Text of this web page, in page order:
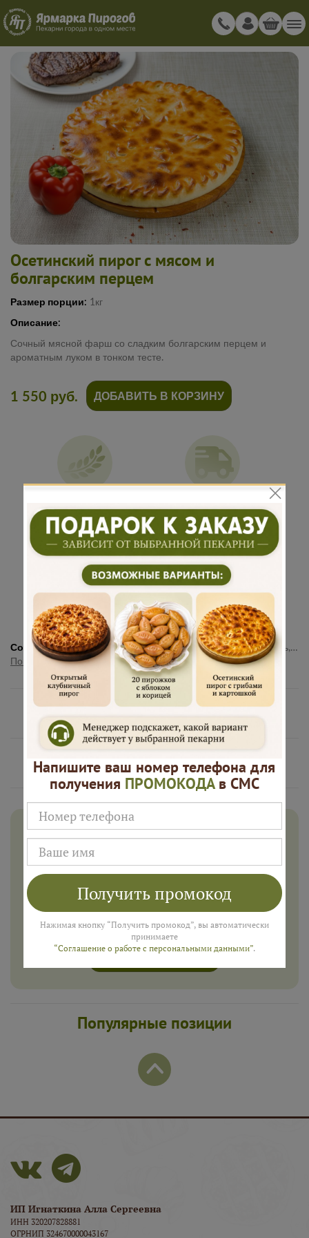
Осетинский пирог с мясом и
болгарским перцем
Размер порции: 1кг
Описание:
Сочный мясной фарш со сладким болгарским перцем и
ароматным луком в тонком тесте.
рецептура
доставка
Подарок к
заказу
Много
начинки
1 550 руб. ДОБАВИТЬ В КОРЗИНУ
Состав:Мука пшеничная высшего сорта, вода, дрожжи, соль, сахар, масло растительное, мясной фарш, болгарский перец, лук репчатый
Показать полностью
Нам доверяют
Русские Пироги это
Дарим 500 рублей на заказ в
августе!
Введите ваш номер телефона и мы пришлем промокод
ПОЛУЧИТЬ
Популярные позиции
ИП Игнаткина Алла Сергеевна
ИНН 320207828881
ОГРНИП 324670000043167
Напишите ваш номер телефона для
получения ПРОМОКОДАв СМС
Получить промокод
Нажимая кнопку “Получить промокод”, вы автоматически
принимаете
“Соглашение о работе с персональными данными”.